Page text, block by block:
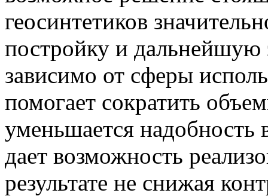
геосинтетиков
постройку и дальнейшую
зависимо от сферы
помогает сократить
уменьшается надобность
дает возможность
результате не снижая